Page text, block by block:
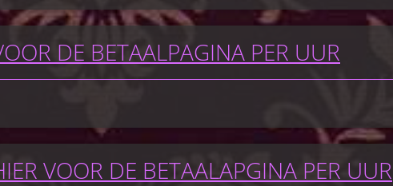
DE BETAALPAGINA PER UUR
VOOR DE BETAALAPGINA PER UUR